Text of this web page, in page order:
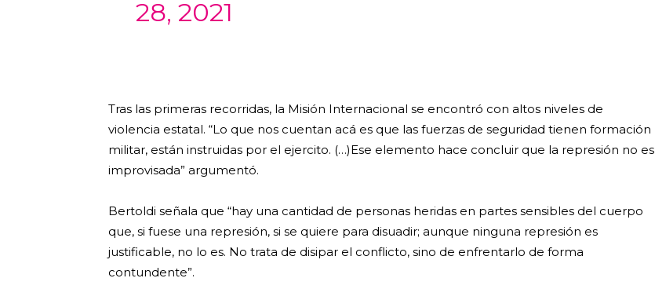
28, 2021
Tras las primeras recorridas, la Misión Internacional se encontró con altos niveles de
violencia estatal. “Lo que nos cuentan acá es que las fuerzas de seguridad tienen formación
militar, están instruidas por el ejercito. (…)Ese elemento hace concluir que la represión no es
improvisada” argumentó.
Bertoldi señala que “hay una cantidad de personas heridas en partes sensibles del cuerpo
que, si fuese una represión, si se quiere para disuadir; aunque ninguna represión es
justificable, no lo es. No trata de disipar el conflicto, sino de enfrentarlo de forma
contundente”.